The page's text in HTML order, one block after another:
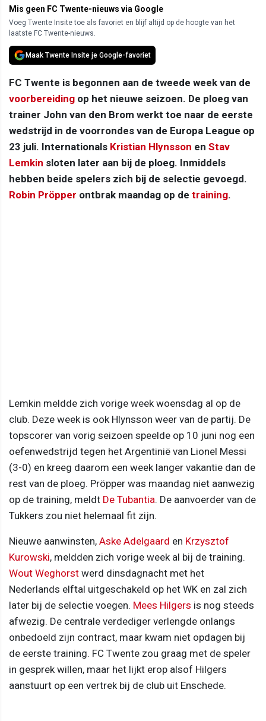
Mis geen FC Twente-nieuws via Google
Voeg Twente Insite toe als favoriet en blijf altijd op de hoogte van het
laatste FC Twente-nieuws.
Maak Twente Insite je Google-favoriet
FC Twente is begonnen aan de tweede week van de
voorbereiding op het nieuwe seizoen. De ploeg van
trainer John van den Brom werkt toe naar de eerste
wedstrijd in de voorrondes van de Europa League op
23 juli. Internationals Kristian Hlynsson en Stav
Lemkin sloten later aan bij de ploeg. Inmiddels
hebben beide spelers zich bij de selectie gevoegd.
Robin Pröpper ontbrak maandag op de training.
Lemkin meldde zich vorige week woensdag al op de
club. Deze week is ook Hlynsson weer van de partij. De
topscorer van vorig seizoen speelde op 10 juni nog een
oefenwedstrijd tegen het Argentinië van Lionel Messi
(3-0) en kreeg daarom een week langer vakantie dan de
rest van de ploeg. Pröpper was maandag niet aanwezig
op de training, meldt De Tubantia. De aanvoerder van de
Tukkers zou niet helemaal fit zijn.
Nieuwe aanwinsten, Aske Adelgaard en Krzysztof
Kurowski, meldden zich vorige week al bij de training.
Wout Weghorst werd dinsdagnacht met het
Nederlands elftal uitgeschakeld op het WK en zal zich
later bij de selectie voegen. Mees Hilgers is nog steeds
afwezig. De centrale verdediger verlengde onlangs
onbedoeld zijn contract, maar kwam niet opdagen bij
de eerste training. FC Twente zou graag met de speler
in gesprek willen, maar het lijkt erop alsof Hilgers
aanstuurt op een vertrek bij de club uit Enschede.